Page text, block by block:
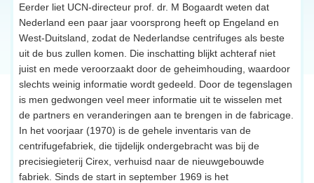
Eerder liet UCN-directeur prof. dr. M Bogaardt weten dat
Nederland een paar jaar voorsprong heeft op Engeland en
West-Duitsland, zodat de Nederlandse centrifuges als beste
uit de bus zullen komen. Die inschatting blijkt achteraf niet
juist en mede veroorzaakt door de geheimhouding, waardoor
slechts weinig informatie wordt gedeeld. Door de tegenslagen
is men gedwongen veel meer informatie uit te wisselen met
de partners en veranderingen aan te brengen in de fabricage.
In het voorjaar (1970) is de gehele inventaris van de
centrifugefabriek, die tijdelijk ondergebracht was bij de
precisiegieterij Cirex, verhuisd naar de nieuwgebouwde
fabriek. Sinds de start in september 1969 is het